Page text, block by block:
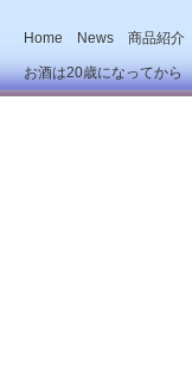
Home News 商品紹介
お酒は20歳になってか